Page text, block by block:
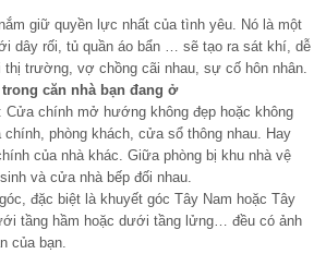
giữ quyền lực nhất của tình yêu. Nó là một
dây rối, tủ quần áo bẩn … sẽ tạo ra sát khí, dễ
thị trường, vợ chồng cãi nhau, sự cố hôn nhân.
căn nhà bạn đang ở
Cửa chính mở hướng không đẹp hoặc không
phòng khách, cửa sổ thông nhau. Hay
của nhà khác. Giữa phòng bị khu nhà vệ
và cửa nhà bếp đối nhau.
đặc biệt là khuyết góc Tây Nam hoặc Tây
tầng hầm hoặc dưới tầng lửng… đều có ảnh
của bạn.